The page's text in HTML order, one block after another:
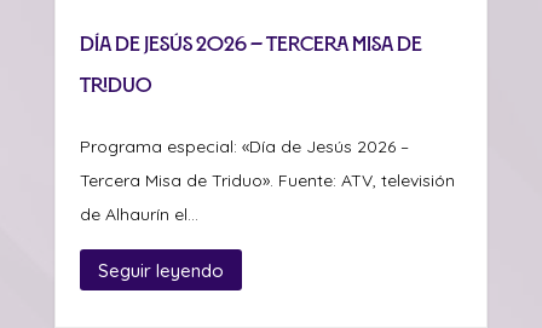
Día de Jesús 2026 – Tercera Misa de
Triduo
Programa especial: «Día de Jesús 2026 –
Tercera Misa de Triduo». Fuente: ATV, televisión
de Alhaurín el...
Seguir leyendo